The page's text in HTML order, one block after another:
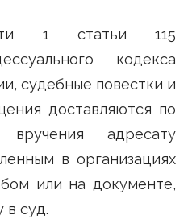
1 статьи 115
кодекса
судебные повестки и
доставляются по
адресату
в организациях
или на документе,
в суд.